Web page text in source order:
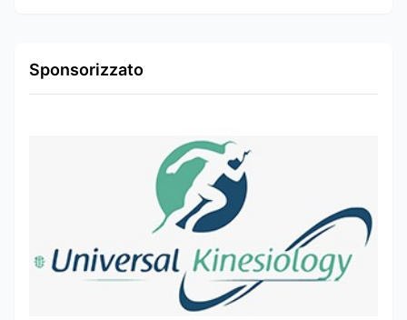
Sponsorizzato